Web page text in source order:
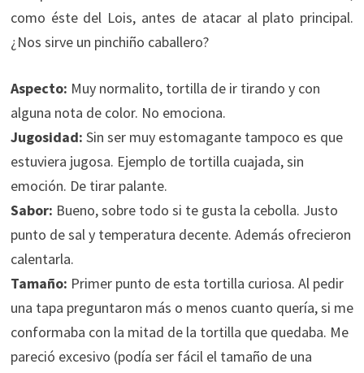
como éste del Lois, antes de atacar al plato principal.
¿Nos sirve un pinchiño caballero?
Aspecto: Muy normalito, tortilla de ir tirando y con
alguna nota de color. No emociona.
Jugosidad: Sin ser muy estomagante tampoco es que
estuviera jugosa. Ejemplo de tortilla cuajada, sin
emoción. De tirar palante.
Sabor: Bueno, sobre todo si te gusta la cebolla. Justo
punto de sal y temperatura decente. Además ofrecieron
calentarla.
Tamaño: Primer punto de esta tortilla curiosa. Al pedir
una tapa preguntaron más o menos cuanto quería, si me
conformaba con la mitad de la tortilla que quedaba. Me
pareció excesivo (podía ser fácil el tamaño de una